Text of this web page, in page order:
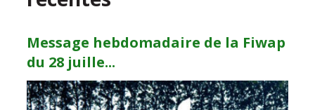
Message hebdomadaire de la Fiwap
du 28 juille...